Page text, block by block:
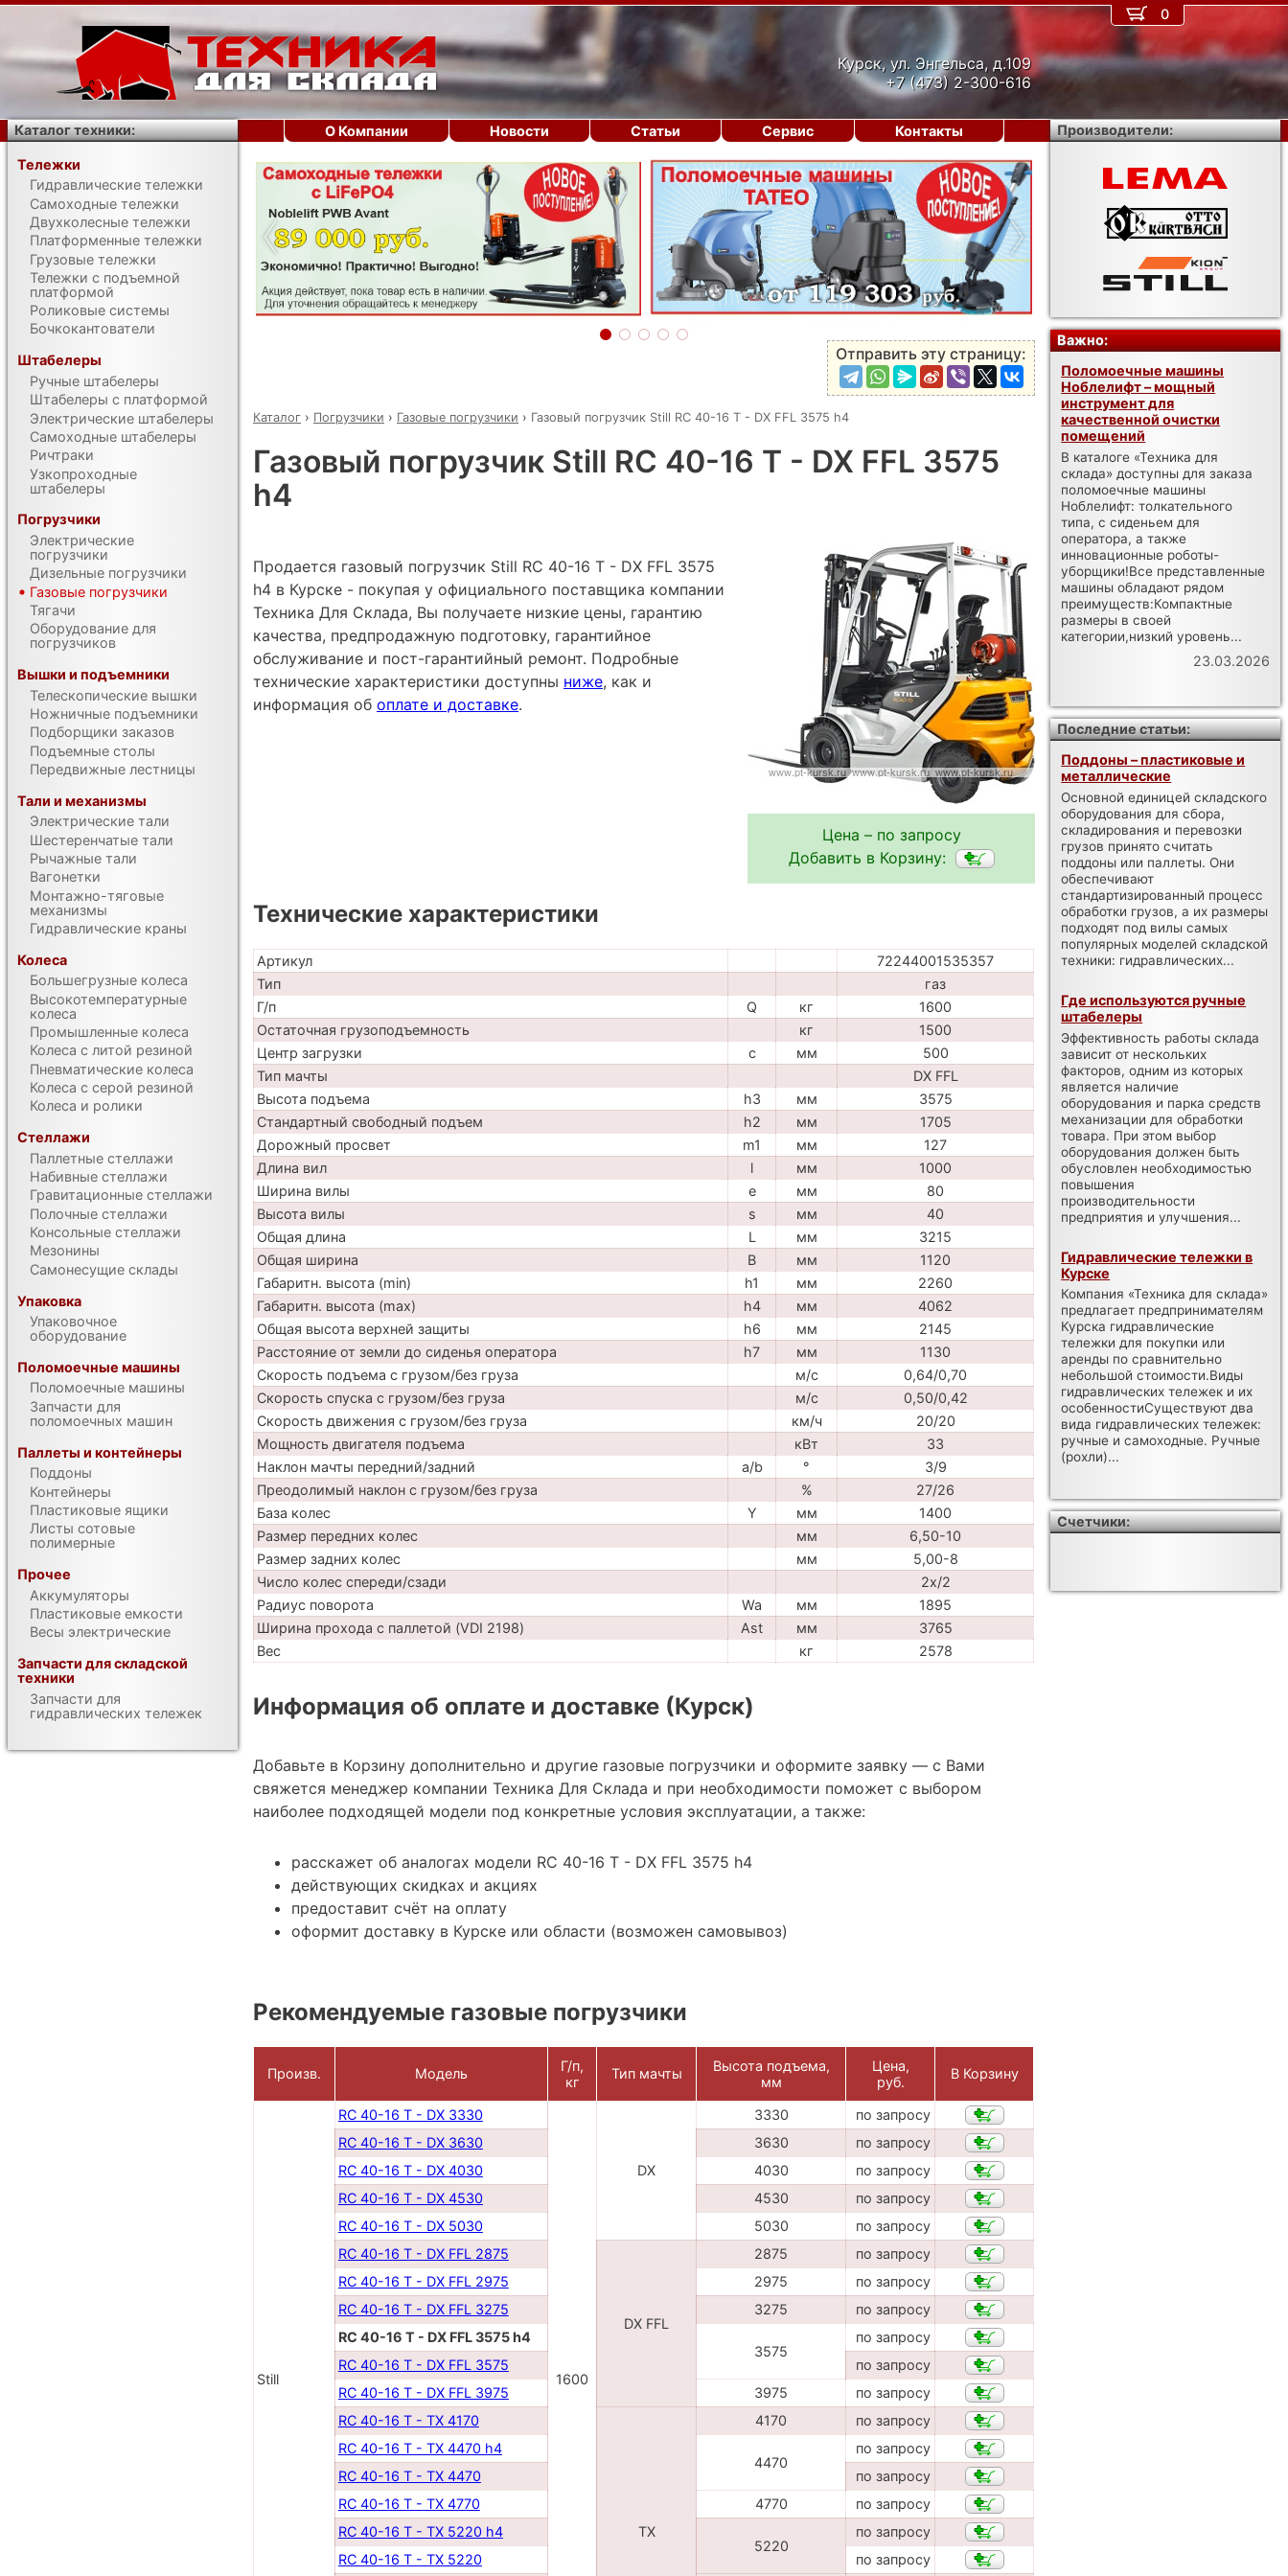
Курск, ул. Энгельса, д.109
+7 (473) 2-300-616
‹ ›
Отправить эту страницу:
Каталог › Погрузчики › Газовые погрузчики › Газовый погрузчик Still RC 40-16 T - DX FFL 3575 h4
Газовый погрузчик Still RC 40-16 T - DX FFL 3575
h4
Цена – по запросу
Добавить в Корзину:
Продается газовый погрузчик Still RC 40-16 T - DX FFL 3575
h4 в Курске - покупая у официального поставщика компании
Техника Для Склада, Вы получаете низкие цены, гарантию
качества, предпродажную подготовку, гарантийное
обслуживание и пост-гарантийный ремонт. Подробные
технические характеристики доступны ниже, как и
информация об оплате и доставке.
Технические характеристики
Артикул
72244001535357
Тип
газ
Г/п
Q кг
1600
Остаточная грузоподъемность
кг
1500
Центр загрузки
c мм
500
Тип мачты
DX FFL
Высота подъема
h3 мм
3575
Стандартный свободный подъем
h2 мм
1705
Дорожный просвет
m1 мм
127
Длина вил
l мм
1000
Ширина вилы
e мм
80
Высота вилы
s мм
40
Общая длина
L мм
3215
Общая ширина
B мм
1120
Габаритн. высота (min)
h1 мм
2260
Габаритн. высота (max)
h4 мм
4062
Общая высота верхней защиты
h6 мм
2145
Расстояние от земли до сиденья оператора
h7 мм
1130
Скорость подъема с грузом/без груза
м/с
0,64/0,70
Скорость спуска с грузом/без груза
м/с
0,50/0,42
Скорость движения с грузом/без груза
км/ч
20/20
Мощность двигателя подъема
кВт
33
Наклон мачты передний/задний
a/b °
3/9
Преодолимый наклон с грузом/без груза
%
27/26
База колес
Y мм
1400
Размер передних колес
мм
6,50-10
Размер задних колес
мм
5,00-8
Число колес спереди/сзади
2x/2
Радиус поворота
Wa мм
1895
Ширина прохода с паллетой (VDI 2198)
Ast мм
3765
Вес
кг 2578
Информация об оплате и доставке (Курск)
Добавьте в Корзину дополнительно и другие газовые погрузчики и оформите заявку — с Вами
свяжется менеджер компании Техника Для Склада и при необходимости поможет с выбором
наиболее подходящей модели под конкретные условия эксплуатации, а также:
расскажет об аналогах модели RC 40-16 T - DX FFL 3575 h4
действующих скидках и акциях
предоставит счёт на оплату
оформит доставку в Курске или области (возможен самовывоз)
Рекомендуемые газовые погрузчики
Произв. Модель
Г/п,
кг
Тип мачты
Высота подъема,
мм
Цена,
руб.
В Корзину
Still
RC 40-16 T - DX 3330
1600
DX
3330
по запросу
RC 40-16 T - DX 3630
3630
по запросу
RC 40-16 T - DX 4030
4030
по запросу
RC 40-16 T - DX 4530
4530
по запросу
RC 40-16 T - DX 5030
5030
по запросу
RC 40-16 T - DX FFL 2875
DX FFL
2875
по запросу
RC 40-16 T - DX FFL 2975
2975
по запросу
RC 40-16 T - DX FFL 3275
3275
по запросу
RC 40-16 T - DX FFL 3575 h4
3575
по запросу
RC 40-16 T - DX FFL 3575
по запросу
RC 40-16 T - DX FFL 3975
3975
по запросу
RC 40-16 T - TX 4170
TX
4170
по запросу
RC 40-16 T - TX 4470 h4
4470
по запросу
RC 40-16 T - TX 4470
по запросу
RC 40-16 T - TX 4770
4770
по запросу
RC 40-16 T - TX 5220 h4
5220
по запросу
RC 40-16 T - TX 5220
по запросу
0
О Компании Новости Статьи Сервис Контакты
Каталог техники:
Тележки
Гидравлические тележки
Самоходные тележки
Двухколесные тележки
Платформенные тележки
Грузовые тележки
Тележки с подъемной
платформой
Роликовые системы
Бочкокантователи
Штабелеры
Ручные штабелеры
Штабелеры с платформой
Электрические штабелеры
Самоходные штабелеры
Ричтраки
Узкопроходные
штабелеры
Погрузчики
Электрические
погрузчики
Дизельные погрузчики
Газовые погрузчики
Тягачи
Оборудование для
погрузчиков
Вышки и подъемники
Телескопические вышки
Ножничные подъемники
Подборщики заказов
Подъемные столы
Передвижные лестницы
Тали и механизмы
Электрические тали
Шестеренчатые тали
Рычажные тали
Вагонетки
Монтажно-тяговые
механизмы
Гидравлические краны
Колеса
Большегрузные колеса
Высокотемпературные
колеса
Промышленные колеса
Колеса с литой резиной
Пневматические колеса
Колеса с серой резиной
Колеса и ролики
Стеллажи
Паллетные стеллажи
Набивные стеллажи
Гравитационные стеллажи
Полочные стеллажи
Консольные стеллажи
Мезонины
Самонесущие склады
Упаковка
Упаковочное
оборудование
Поломоечные машины
Поломоечные машины
Запчасти для
поломоечных машин
Паллеты и контейнеры
Поддоны
Контейнеры
Пластиковые ящики
Листы сотовые
полимерные
Прочее
Аккумуляторы
Пластиковые емкости
Весы электрические
Запчасти для складской
техники
Запчасти для
гидравлических тележек
Производители:
Важно:
Поломоечные машины
Ноблелифт – мощный
инструмент для
качественной очистки
помещений
В каталоге «Техника для
склада» доступны для заказа
поломоечные машины
Ноблелифт: толкательного
типа, с сиденьем для
оператора, а также
инновационные роботы-
уборщики!Все представленные
машины обладают рядом
преимуществ:Компактные
размеры в своей
категории,низкий уровень...
23.03.2026
Последние статьи:
Поддоны – пластиковые и
металлические
Основной единицей складского
оборудования для сбора,
складирования и перевозки
грузов принято считать
поддоны или паллеты. Они
обеспечивают
стандартизированный процесс
обработки грузов, а их размеры
подходят под вилы самых
популярных моделей складской
техники: гидравлических...
Где используются ручные
штабелеры
Эффективность работы склада
зависит от нескольких
факторов, одним из которых
является наличие
оборудования и парка средств
механизации для обработки
товара. При этом выбор
оборудования должен быть
обусловлен необходимостью
повышения
производительности
предприятия и улучшения...
Гидравлические тележки в
Курске
Компания «Техника для склада»
предлагает предпринимателям
Курска гидравлические
тележки для покупки или
аренды по сравнительно
небольшой стоимости.Виды
гидравлических тележек и их
особенностиСуществуют два
вида гидравлических тележек:
ручные и самоходные. Ручные
(рохли)...
Счетчики: